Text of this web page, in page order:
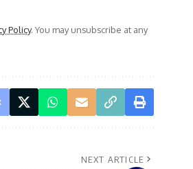
Policy. You may unsubscribe at any
NEXT ARTICLE